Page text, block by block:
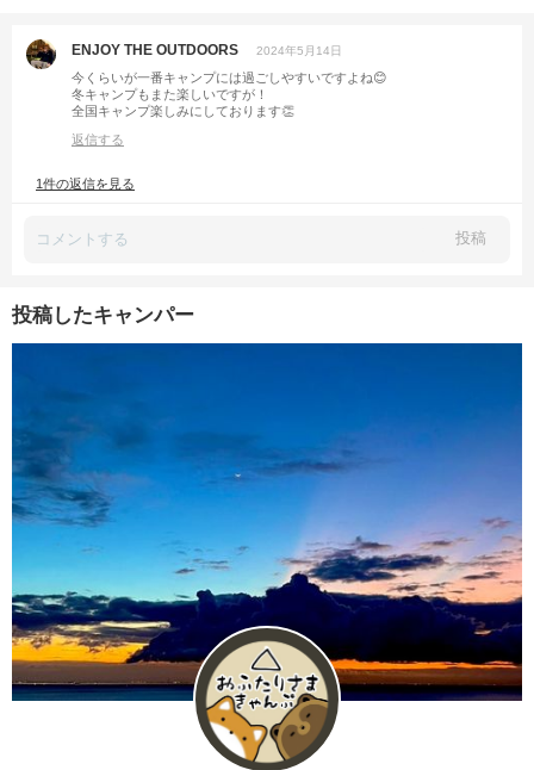
ENJOY THE OUTDOORS 2024年5月14日
今くらいが一番キャンプには過ごしやすいですよね😊
冬キャンプもまた楽しいですが！
全国キャンプ楽しみにしております👏
返信する
1件の返信を見る
投稿
投稿したキャンパー